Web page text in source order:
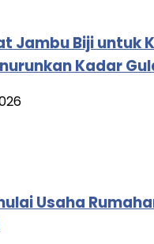
Jambu Biji untuk
Kadar
Usaha